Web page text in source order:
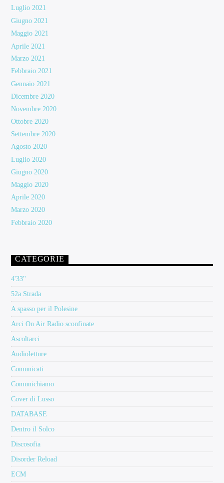
Luglio 2021
Giugno 2021
Maggio 2021
Aprile 2021
Marzo 2021
Febbraio 2021
Gennaio 2021
Dicembre 2020
Novembre 2020
Ottobre 2020
Settembre 2020
Agosto 2020
Luglio 2020
Giugno 2020
Maggio 2020
Aprile 2020
Marzo 2020
Febbraio 2020
CATEGORIE
4'33''
52a Strada
A spasso per il Polesine
Arci On Air Radio sconfinate
Ascoltarci
Audioletture
Comunicati
Comunichiamo
Cover di Lusso
DATABASE
Dentro il Solco
Discosofia
Disorder Reload
ECM